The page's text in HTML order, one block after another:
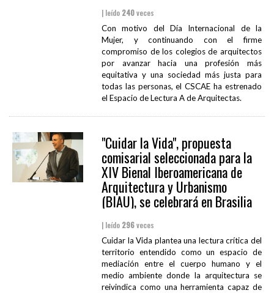
| leído 240veces
Con motivo del Día Internacional de la
Mujer, y continuando con el firme
compromiso de los colegios de arquitectos
por avanzar hacia una profesión más
equitativa y una sociedad más justa para
todas las personas, el CSCAE ha estrenado
el Espacio de Lectura A de Arquitectas.
"Cuidar la Vida", propuesta
comisarial seleccionada para la
XIV Bienal Iberoamericana de
Arquitectura y Urbanismo
(BIAU), se celebrará en Brasilia
| leído 296veces
Cuidar la Vida plantea una lectura crítica del
territorio entendido como un espacio de
mediación entre el cuerpo humano y el
medio ambiente donde la arquitectura se
reivindica como una herramienta capaz de